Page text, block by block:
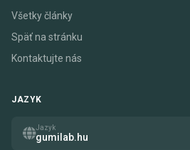
Všetky články
Späť na stránku
Kontaktujte nás
JAZYK
Jazyk
gumilab.hu